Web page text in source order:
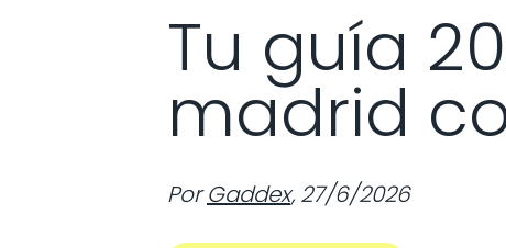
Tu guía
madrid
Por Gaddex, 27/6/2026